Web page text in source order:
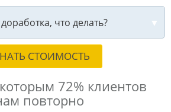
что делать?
СТОИМОСТЬ
72% клиентов
повторно